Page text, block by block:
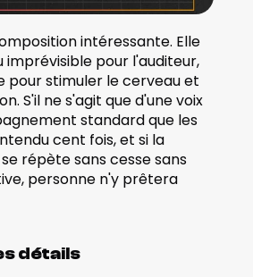
intéressante. Elle
imprévisible pour l'auditeur,
pour stimuler le cerveau et
S'il ne s'agit que d'une voix
standard que les
cent fois, et si la
répète sans cesse sans
personne n'y prêtera
détails